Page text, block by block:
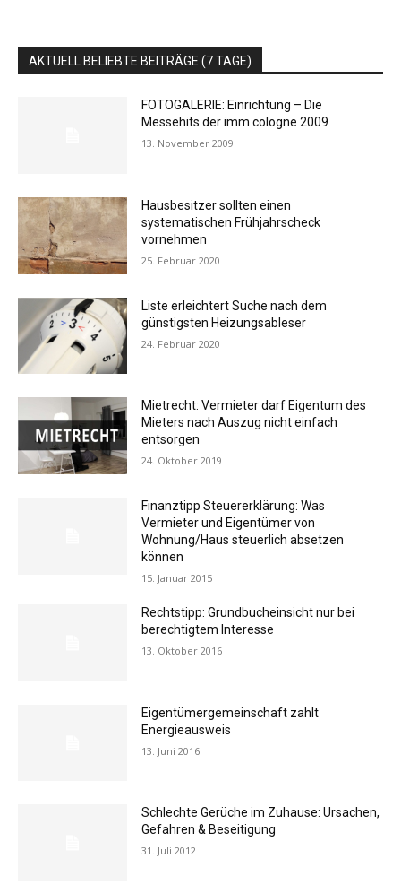
AKTUELL BELIEBTE BEITRÄGE (7 TAGE)
FOTOGALERIE: Einrichtung – Die
Messehits der imm cologne 2009
13. November 2009
Hausbesitzer sollten einen
systematischen Frühjahrscheck
vornehmen
25. Februar 2020
Liste erleichtert Suche nach dem
günstigsten Heizungsableser
24. Februar 2020
Mietrecht: Vermieter darf Eigentum des
Mieters nach Auszug nicht einfach
entsorgen
24. Oktober 2019
Finanztipp Steuererklärung: Was
Vermieter und Eigentümer von
Wohnung/Haus steuerlich absetzen
können
15. Januar 2015
Rechtstipp: Grundbucheinsicht nur bei
berechtigtem Interesse
13. Oktober 2016
Eigentümergemeinschaft zahlt
Energieausweis
13. Juni 2016
Schlechte Gerüche im Zuhause: Ursachen,
Gefahren & Beseitigung
31. Juli 2012